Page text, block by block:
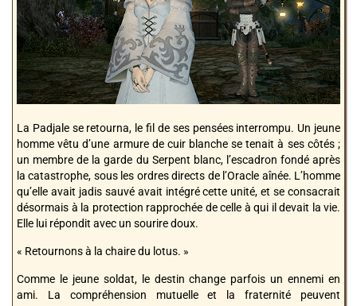
La Padjale se retourna, le fil de ses pensées interrompu. Un jeune
homme vêtu d’une armure de cuir blanche se tenait à ses côtés ;
un membre de la garde du Serpent blanc, l’escadron fondé après
la catastrophe, sous les ordres directs de l’Oracle aînée. L’homme
qu’elle avait jadis sauvé avait intégré cette unité, et se consacrait
désormais à la protection rapprochée de celle à qui il devait la vie.
Elle lui répondit avec un sourire doux.
« Retournons à la chaire du lotus. »
Comme le jeune soldat, le destin change parfois un ennemi en
ami. La compréhension mutuelle et la fraternité peuvent